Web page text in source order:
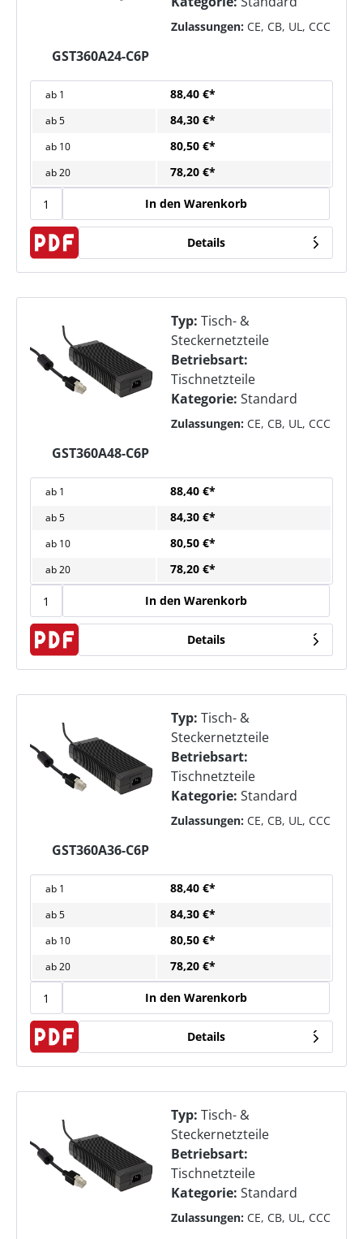
GST360A24-C6P
Zulassungen: CE, CB, UL, CCC
ab 1 88,40 €*
ab5 84,30 €*
ab 10 80,50 €*
ab20 78,20 €*
In den Warenkorb
Details
GST360A48-C6P
Typ: Tisch- &
Steckernetzteile
Betriebsart:
Tischnetzteile
Kategorie: Standard
Zulassungen: CE, CB, UL, CCC
ab 1 88,40 €*
ab5 84,30 €*
ab 10 80,50 €*
ab20 78,20 €*
In den Warenkorb
Details
GST360A36-C6P
Typ: Tisch- &
Steckernetzteile
Betriebsart:
Tischnetzteile
Kategorie: Standard
Zulassungen: CE, CB, UL, CCC
ab 1 88,40 €*
ab5 84,30 €*
ab 10 80,50 €*
ab20 78,20 €*
In den Warenkorb
Details
Typ: Tisch- &
Steckernetzteile
Betriebsart:
Tischnetzteile
Kategorie: Standard
Zulassungen: CE, CB, UL, CCC